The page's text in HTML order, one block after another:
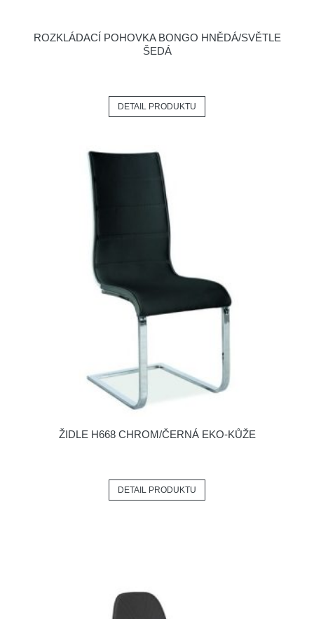
ROZKLÁDACÍ POHOVKA BONGO HNĚDÁ/SVĚTLE
ŠEDÁ
DETAIL PRODUKTU
ŽIDLE H668 CHROM/ČERNÁ EKO-KŮŽE
DETAIL PRODUKTU